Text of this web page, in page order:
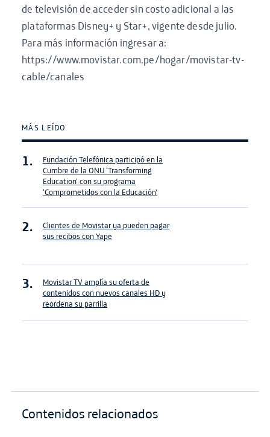
de televisión de acceder sin costo adicional a las
plataformas Disney+ y Star+, vigente desde julio.
Para más información ingresar a:
https://www.movistar.com.pe/hogar/movistar-tv-
cable/canales
MÁS LEÍDO
Fundación Telefónica participó en la
Cumbre de la ONU ‘Transforming
Education’ con su programa
‘Comprometidos con la Educación’
Clientes de Movistar ya pueden pagar
sus recibos con Yape
Movistar TV amplía su oferta de
contenidos con nuevos canales HD y
reordena su parrilla
Contenidos relacionados